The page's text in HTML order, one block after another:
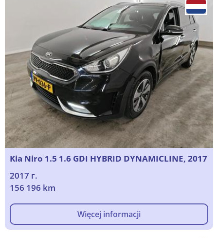
Kia Niro 1.5 1.6 GDI HYBRID DYNAMICLINE, 2017
2017 г.
156 196 km
Więcej informacji